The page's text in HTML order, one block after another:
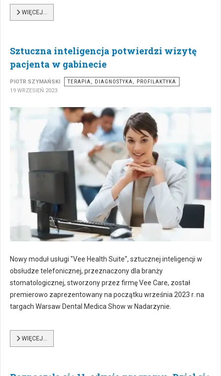
WIĘCEJ…
Sztuczna inteligencja potwierdzi wizytę
pacjenta w gabinecie
PIOTR SZYMAŃSKI
TERAPIA, DIAGNOSTYKA, PROFILAKTYKA
19 WRZESIEŃ 2023
Nowy moduł usługi "Vee Health Suite", sztucznej inteligencji w
obsłudze telefonicznej, przeznaczony dla branży
stomatologicznej, stworzony przez firmę Vee Care, został
premierowo zaprezentowany na początku września 2023 r. na
targach Warsaw Dental Medica Show w Nadarzynie.
WIĘCEJ…